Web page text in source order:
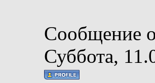
Сообщение
Суббота,